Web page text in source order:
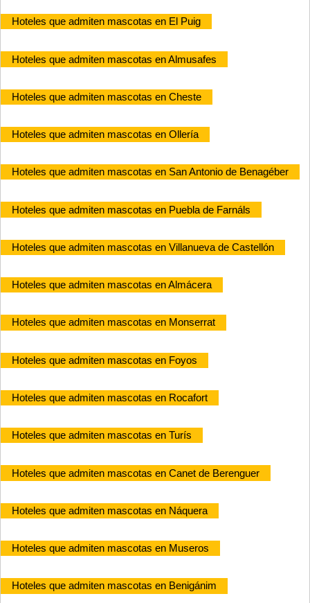
Hoteles que admiten mascotas en El Puig
Hoteles que admiten mascotas en Almusafes
Hoteles que admiten mascotas en Cheste
Hoteles que admiten mascotas en Ollería
Hoteles que admiten mascotas en San Antonio de Benagéber
Hoteles que admiten mascotas en Puebla de Farnáls
Hoteles que admiten mascotas en Villanueva de Castellón
Hoteles que admiten mascotas en Almácera
Hoteles que admiten mascotas en Monserrat
Hoteles que admiten mascotas en Foyos
Hoteles que admiten mascotas en Rocafort
Hoteles que admiten mascotas en Turís
Hoteles que admiten mascotas en Canet de Berenguer
Hoteles que admiten mascotas en Náquera
Hoteles que admiten mascotas en Museros
Hoteles que admiten mascotas en Benigánim